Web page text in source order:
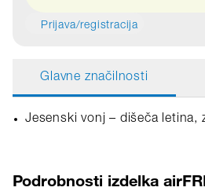
Prijava/registracija
Glavne značilnosti
Jesenski vonj – dišeča letina,
Podrobnosti izdelka